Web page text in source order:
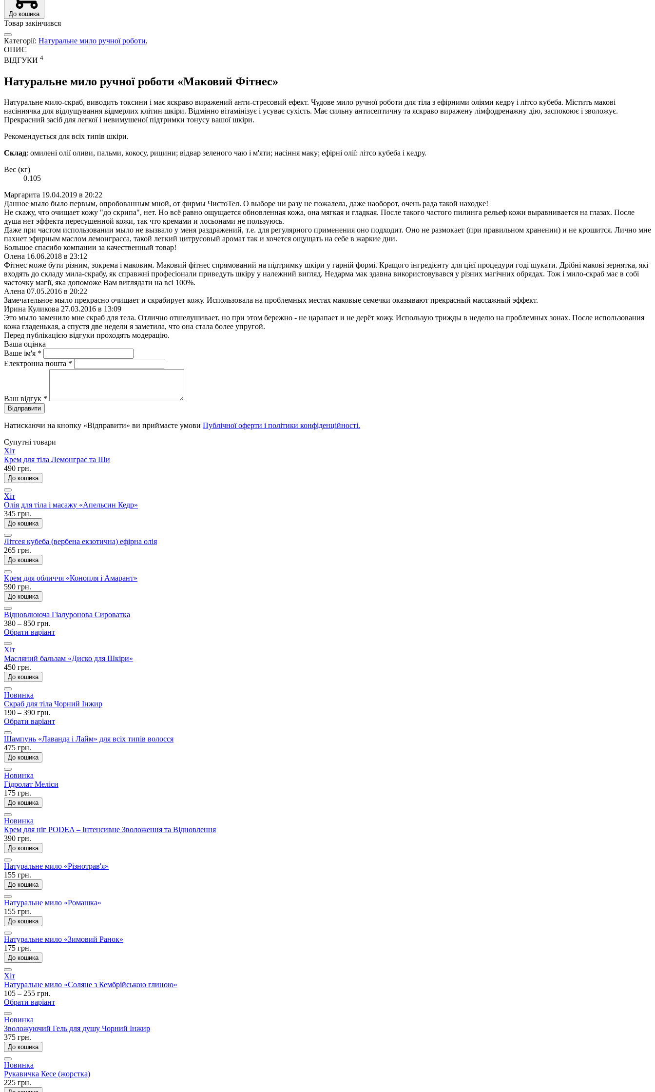
До кошика
Товар закінчився
Категорії: Натуральне мило ручної роботи,
ОПИС
ВІДГУКИ 4
Натуральне мило ручної роботи «Маковий Фітнес»
Натуральне мило-скраб, виводить токсини і має яскраво виражений анти-стресовий ефект. Чудове мило ручної роботи для тіла з ефірними оліями кедру і літсо кубеба. Містить макові
насіннячка для відлущування відмерлих клітин шкіри. Відмінно вітамінізує і усуває сухість. Має сильну антисептичну та яскраво виражену лімфодренажну дію, заспокоює і зволожує.
Прекрасний засіб для легкої і невимушеної підтримки тонусу вашої шкіри.
Рекомендується для всіх типів шкіри.
Склад: омилені олії оливи, пальми, кокосу, рицини; відвар зеленого чаю і м'яти; насіння маку; ефірні олії: літсо кубеба і кедру.
Вес (кг)
0.105
Маргарита 19.04.2019 в 20:22
Данное мыло было первым, опробованным мной, от фирмы ЧистоТел. О выборе ни разу не пожалела, даже наоборот, очень рада такой находке!
Не скажу, что очищает кожу "до скрипа", нет. Но всё равно ощущается обновленная кожа, она мягкая и гладкая. После такого частого пилинга рельеф кожи выравнивается на глазах. После
душа нет эффекта пересушенной кожи, так что кремами и лосьонами не пользуюсь.
Даже при частом использовании мыло не вызвало у меня раздражений, т.е. для регулярного применения оно подходит. Оно не размокает (при правильном хранении) и не крошится. Лично мне
пахнет эфирным маслом лемонграсса, такой легкий цитрусовый аромат так и хочется ощущать на себе в жаркие дни.
Большое спасибо компании за качественный товар!
Олена 16.06.2018 в 23:12
Фітнес може бути різним, зокрема і маковим. Маковий фітнес спрямований на підтримку шкіри у гарній формі. Кращого інгредієнту для цієї процедури годі шукати. Дрібні макові зернятка, які
входять до складу мила-скрабу, як справжні професіонали приведуть шкіру у належний вигляд. Недарма мак здавна використовувався у різних магічних обрядах. Тож і мило-скраб має в собі
часточку магії, яка допоможе Вам виглядати на всі 100%.
Алена 07.05.2016 в 20:22
Замечательное мыло прекрасно очищает и скрабирует кожу. Использовала на проблемных местах маковые семечки оказывают прекрасный массажный эффект.
Ирина Куликова 27.03.2016 в 13:09
Это мыло заменило мне скраб для тела. Отлично отшелушивает, но при этом бережно - не царапает и не дерёт кожу. Использую трижды в неделю на проблемных зонах. После использования
кожа гладенькая, а спустя две недели я заметила, что она стала более упругой.
Перед публікацією відгуки проходять модерацію.
Ваша оцінка
Ваше ім'я *
Електронна пошта *
Ваш відгук *
Відправити
Натискаючи на кнопку «Відправити» ви приймаєте умови Публічної оферти і політики конфіденційності.
Супутні товари
Хіт
Крем для тіла Лемонграс та Ши
490 грн.
До кошика
Хіт
Олія для тіла і масажу «Апельсин Кедр»
345 грн.
До кошика
Літсея кубеба (вербена екзотична) ефірна олія
265 грн.
До кошика
Крем для обличчя «Конопля і Амарант»
590 грн.
До кошика
Відновлююча Гіалуронова Сироватка
380 – 850 грн.
Обрати варіант
Хіт
Масляний бальзам «Диско для Шкіри»
450 грн.
До кошика
Новинка
Скраб для тіла Чорний Інжир
190 – 390 грн.
Обрати варіант
Шампунь «Лаванда і Лайм» для всіх типів волосся
475 грн.
До кошика
Новинка
Гідролат Меліси
175 грн.
До кошика
Новинка
Крем для ніг PODEA – Інтенсивне Зволоження та Відновлення
390 грн.
До кошика
Натуральне мило «Різнотрав'я»
155 грн.
До кошика
Натуральне мило «Ромашка»
155 грн.
До кошика
Натуральне мило «Зимовий Ранок»
175 грн.
До кошика
Хіт
Натуральне мило «Соляне з Кембрійською глиною»
105 – 255 грн.
Обрати варіант
Новинка
Зволожуючий Гель для душу Чорний Інжир
375 грн.
До кошика
Новинка
Рукавичка Кесе (жорстка)
225 грн.